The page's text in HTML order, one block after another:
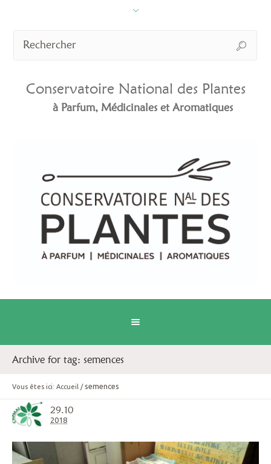
Conservatoire National des Plantes
à Parfum, Médicinales et Aromatiques
Archive for tag: semences
Vous êtes ici: Accueil / semences
29.10
2018